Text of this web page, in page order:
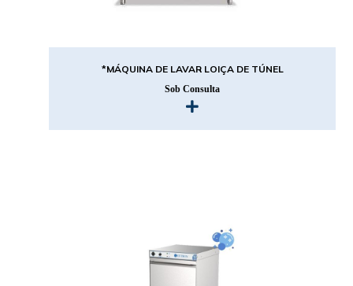
*MÁQUINA DE LAVAR LOIÇA DE TÚNEL
Sob Consulta